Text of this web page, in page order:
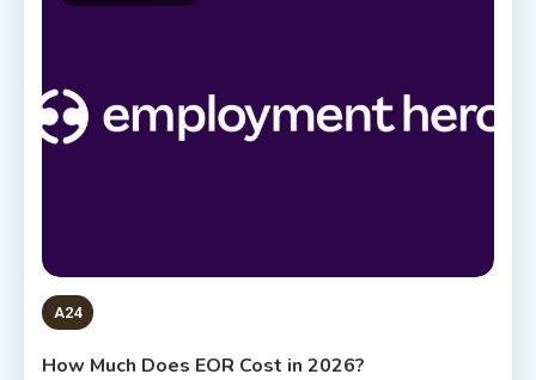
A24
How Much Does EOR Cost in 2026?